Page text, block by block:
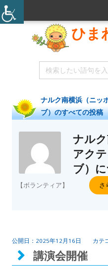
ひま
Search
for:
ナルク南横浜（ニッ
ブ）のすべての投稿
ナル
アク
ブ）
【ボランティア】 さ
2025年12月16日
講演会開催